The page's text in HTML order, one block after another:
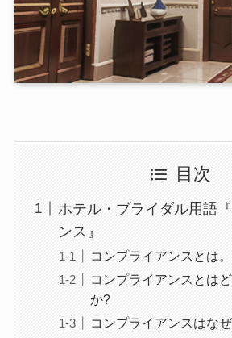
目次
ホテル・ブライダル用語
ンス』
コンプライアンスとは。
コンプライアンスとは
か?
コンプライアンスはな